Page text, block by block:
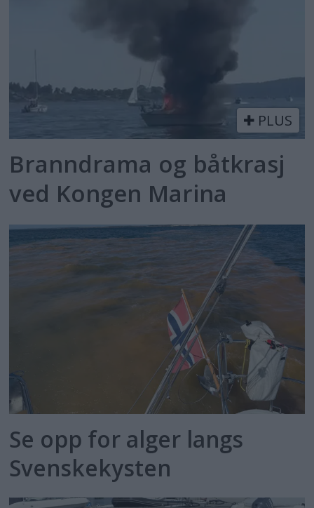
PLUS
Branndrama og båtkrasj
ved Kongen Marina
Se opp for alger langs
Svenskekysten